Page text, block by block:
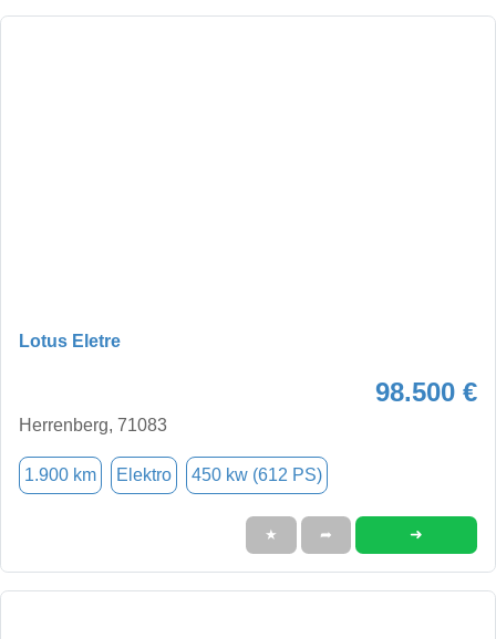
Lotus Eletre
98.500 €
Herrenberg, 71083
1.900 km Elektro 450 kw (612 PS)
★ ➦ ➜